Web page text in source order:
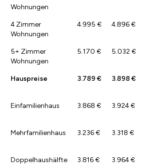
Wohnungen
4 Zimmer
Wohnungen
4.995 € 4.896 €
5+ Zimmer
Wohnungen
5.170 € 5.032 €
Hauspreise 3.789 € 3.898 €
Einfamilienhaus 3.868 € 3.924 €
Mehrfamilienhaus 3.236 € 3.318 €
Doppelhaushälfte 3.816 € 3.964 €